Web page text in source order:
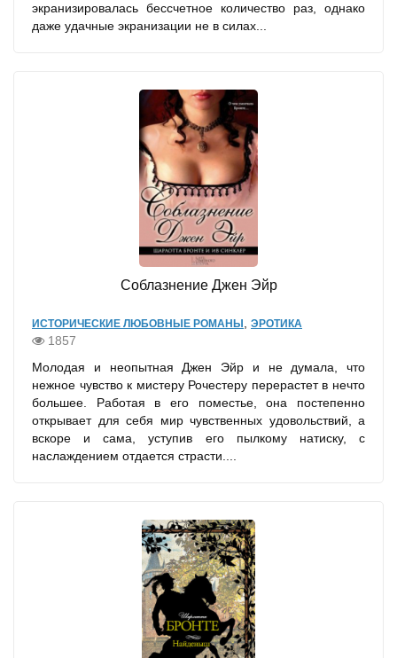
экранизировалась бессчетное количество раз, однако
даже удачные экранизации не в силах...
Соблазнение Джен Эйр
ИСТОРИЧЕСКИЕ ЛЮБОВНЫЕ РОМАНЫ ЭРОТИКА
1857
Молодая и неопытная Джен Эйр и не думала, что
нежное чувство к мистеру Рочестеру перерастет в нечто
большее. Работая в его поместье, она постепенно
открывает для себя мир чувственных удовольствий, а
вскоре и сама, уступив его пылкому натиску, с
наслаждением отдается страсти....